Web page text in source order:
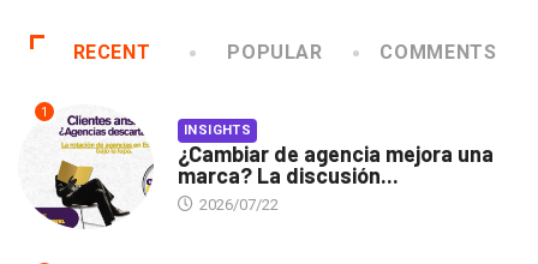
RECENT POPULAR COMMENTS
1
INSIGHTS
¿Cambiar de agencia mejora una
marca? La discusión...
2026/07/22